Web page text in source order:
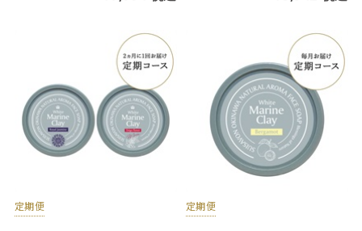
定期便 定期便